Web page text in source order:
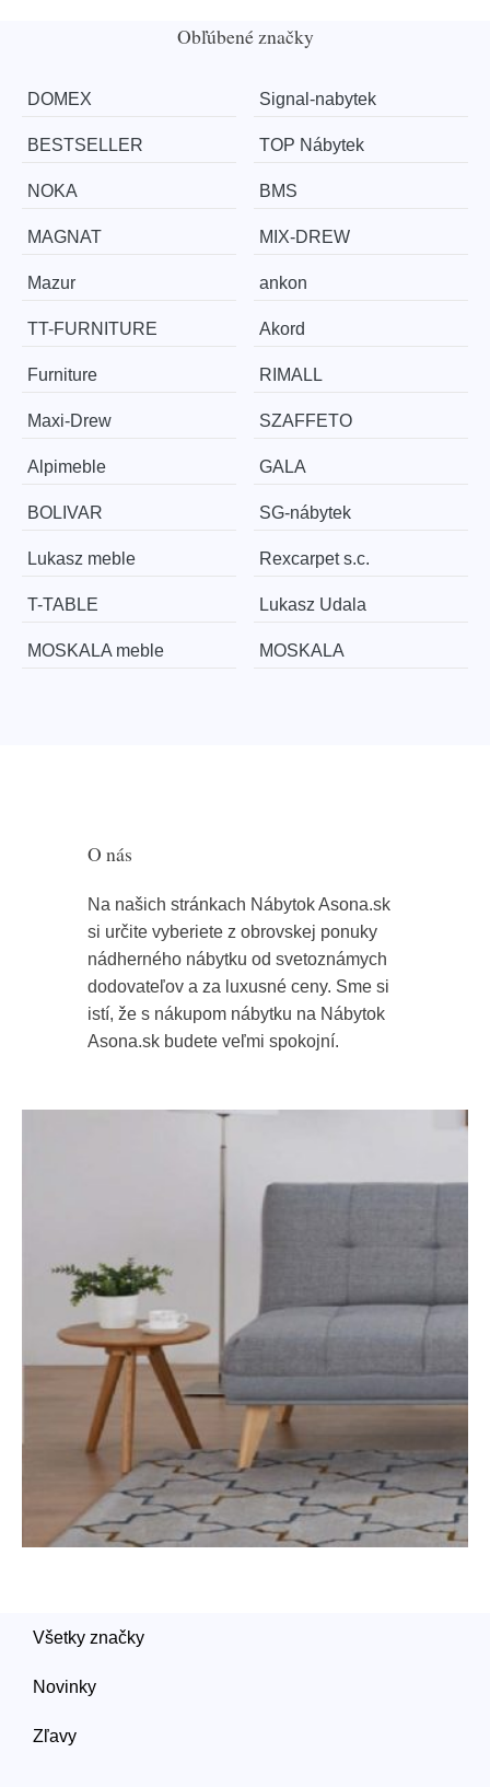
Obľúbené značky
DOMEX Signal-nabytek
BESTSELLER TOP Nábytek
NOKA BMS
MAGNAT MIX-DREW
Mazur ankon
TT-FURNITURE Akord
Furniture RIMALL
Maxi-Drew SZAFFETO
Alpimeble GALA
BOLIVAR SG-nábytek
Lukasz meble Rexcarpet s.c.
T-TABLE Lukasz Udala
MOSKALA meble MOSKALA
O nás
Na našich stránkach Nábytok Asona.sk
si určite vyberiete z obrovskej ponuky
nádherného nábytku od svetoznámych
dodovateľov a za luxusné ceny. Sme si
istí, že s nákupom nábytku na Nábytok
Asona.sk budete veľmi spokojní.
Všetky značky
Novinky
Zľavy